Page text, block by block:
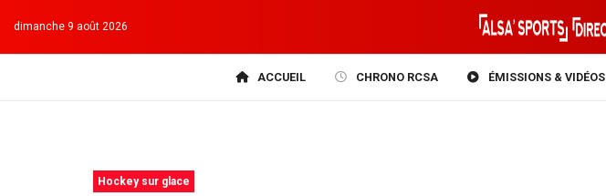
dimanche 9 août 2026
ACCUEIL CHRONO RCSA ÉMISSIONS & VIDÉOS
Hockey sur glace